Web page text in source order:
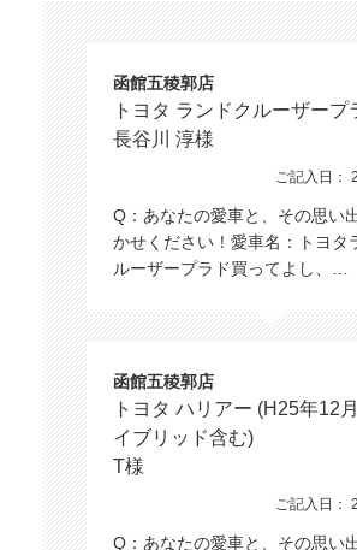
函館五稜郭店
トヨタ ランドクルーザープ
長谷川 淳様
ご記入日：
Q：あなたの愛車と、その思い
かせください！愛車名：トヨタ
ルーザープラド買ってよし、…
函館五稜郭店
トヨタ ハリアー (H25年12
イブリッド含む)
T様
ご記入日：
Q：あなたの愛車と、その思い